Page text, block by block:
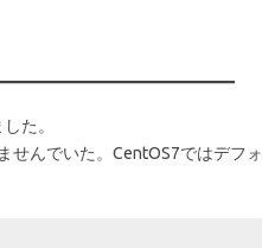
た。
んでいた。CentOS7ではデフォ